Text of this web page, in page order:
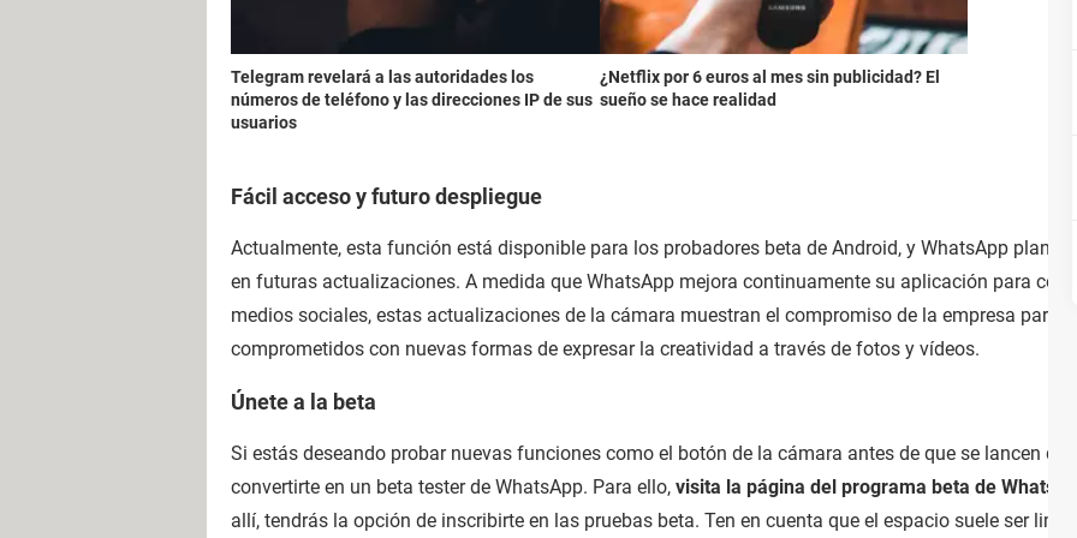
Telegram revelará a las autoridades los
números de teléfono y las direcciones IP de sus
usuarios
¿Netflix por 6 euros al mes sin publicidad? El
sueño se hace realidad
Fácil acceso y futuro despliegue
Actualmente, esta función está disponible para los probadores beta de Android, y WhatsApp planea
en futuras actualizaciones. A medida que WhatsApp mejora continuamente su aplicación para
medios sociales, estas actualizaciones de la cámara muestran el compromiso de la empresa para
comprometidos con nuevas formas de expresar la creatividad a través de fotos y vídeos.
Únete a la beta
Si estás deseando probar nuevas funciones como el botón de la cámara antes de que se lancen de
convertirte en un beta tester de WhatsApp. Para ello, visita la página del programa beta de
allí, tendrás la opción de inscribirte en las pruebas beta. Ten en cuenta que el espacio suele ser